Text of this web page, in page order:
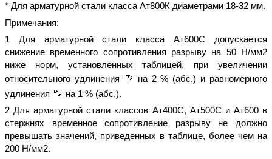
* Для арматурной стали класса Ат800К диаметрами 18-32 мм.
Примечания:
1 Для арматурной стали класса Ат600С допускается
снижение временного сопротивления разрыву на 50 Н/мм2
ниже норм, установленных таблицей, при увеличении
относительного удлинения
на 2 % (абс.) и равномерного
удлинения
на 1 % (абс.).
2 Для арматурной стали классов Ат400С, Ат500С и Ат600 в
стержнях временное сопротивление разрыву не должно
превышать значений, приведенных в таблице, более чем на
200 Н/мм2.